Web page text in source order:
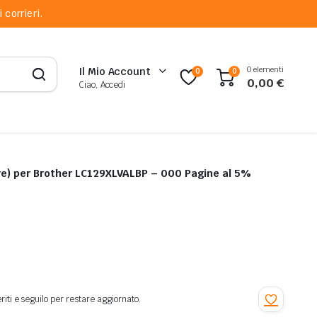
corrieri.
Il Mio Account
Ciao, Accedi
0 0 0 elementi
0,00€
Kit 4 Cartucce Originali (1 per Colore) per Brother LC129XLVALBP – 000 Pagine al 5%